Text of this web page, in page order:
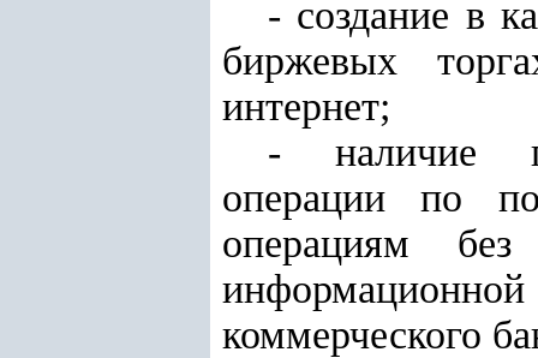
- создание в
биржевых
интернет;
- наличие
операции по
операциям без
коммерческого